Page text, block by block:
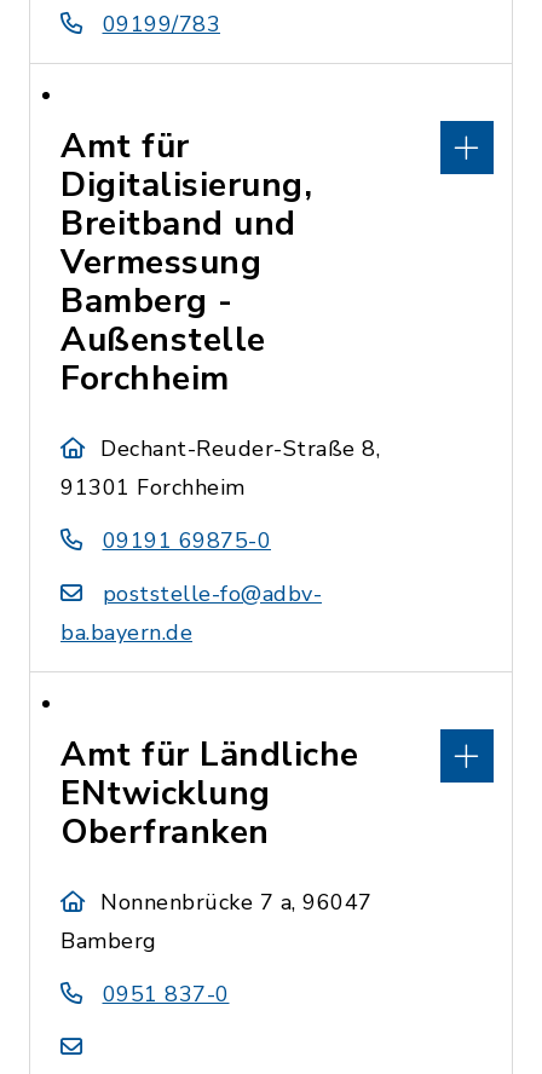
09199/783
Amt für
Digitalisierung,
Breitband und
Vermessung
Bamberg -
Außenstelle
Forchheim
Dechant-Reuder-Straße 8,
91301 Forchheim
09191 69875-0
poststelle-fo@adbv-
ba.bayern.de
Amt für Ländliche
ENtwicklung
Oberfranken
Nonnenbrücke 7 a, 96047
Bamberg
0951 837-0